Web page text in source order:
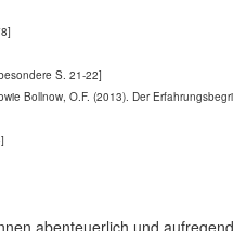
S. 21-22]
Bollnow, O.F. (2013). Der